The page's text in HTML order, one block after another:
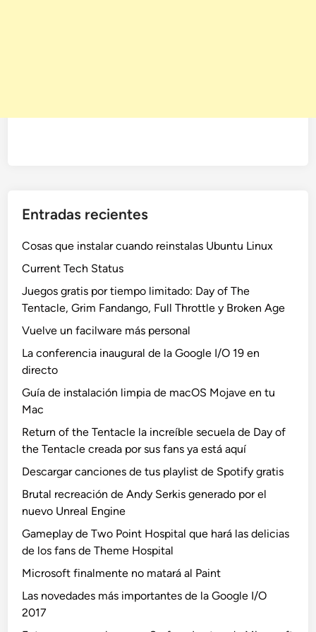
Entradas recientes
Cosas que instalar cuando reinstalas Ubuntu Linux
Current Tech Status
Juegos gratis por tiempo limitado: Day of The
Tentacle, Grim Fandango, Full Throttle y Broken Age
Vuelve un facilware más personal
La conferencia inaugural de la Google I/O 19 en
directo
Guía de instalación limpia de macOS Mojave en tu
Mac
Return of the Tentacle la increíble secuela de Day of
the Tentacle creada por sus fans ya está aquí
Descargar canciones de tus playlist de Spotify gratis
Brutal recreación de Andy Serkis generado por el
nuevo Unreal Engine
Gameplay de Two Point Hospital que hará las delicias
de los fans de Theme Hospital
Microsoft finalmente no matará al Paint
Las novedades más importantes de la Google I/O
2017